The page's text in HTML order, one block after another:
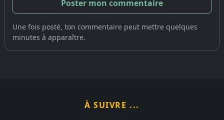
Une fois posté, ton commentaire peut mettre quelques
minutes à apparaître.
À SUIVRE ...